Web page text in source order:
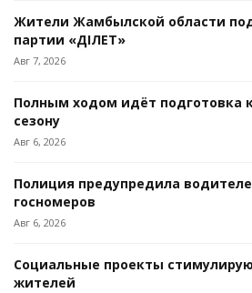
Жители Жамбылской области
партии «ӘДІЛЕТ»
Авг 7, 2026
Полным ходом идёт подготовка
сезону
Авг 6, 2026
Полиция предупредила
госномеров
Авг 6, 2026
Социальные проекты
жителей